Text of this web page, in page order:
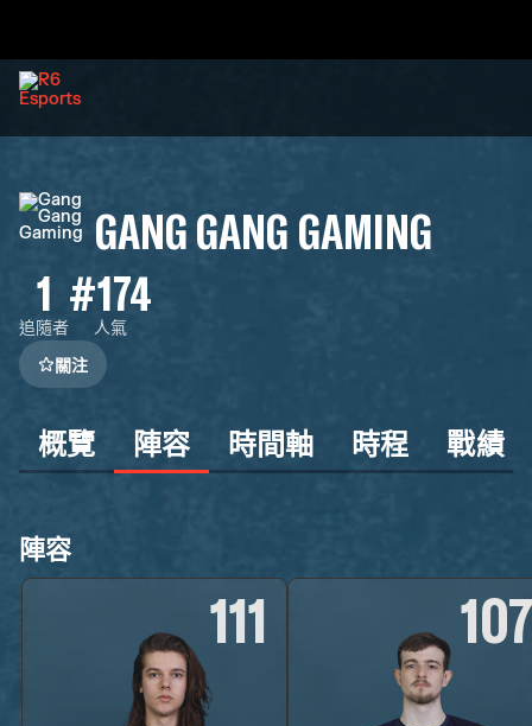
GANG GANG GAMING
1
追隨者
#174
人氣
關注
概覽 陣容 時間軸 時程 戰績
陣容
111 107